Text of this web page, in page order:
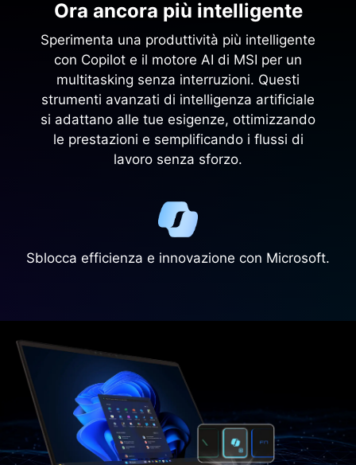
Ora ancora più intelligente
Sperimenta una produttività più intelligente
con Copilot e il motore AI di MSI per un
multitasking senza interruzioni. Questi
strumenti avanzati di intelligenza artificiale
si adattano alle tue esigenze, ottimizzando
le prestazioni e semplificando i flussi di
lavoro senza sforzo.
Sblocca efficienza e innovazione con Microsoft.